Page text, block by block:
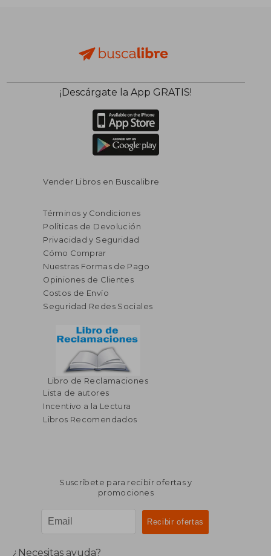
¡Descárgate la App GRATIS!
Vender Libros en Buscalibre
Términos y Condiciones
Políticas de Devolución
Privacidad y Seguridad
Cómo Comprar
Nuestras Formas de Pago
Opiniones de Clientes
Costos de Envío
Seguridad Redes Sociales
Libro de Reclamaciones
Lista de autores
Incentivo a la Lectura
Libros Recomendados
Suscríbete para recibir ofertas y
promociones
¿Necesitas ayuda?